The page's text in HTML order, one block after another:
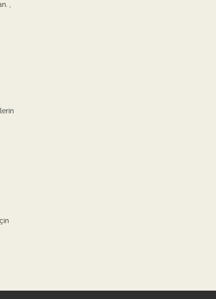
,